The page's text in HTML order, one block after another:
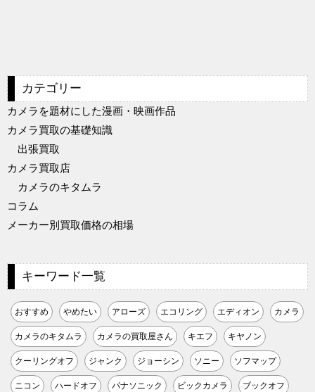
カテゴリー
カメラを題材にした漫画・映画作品
カメラ買取の基礎知識
出張買取
カメラ買取店
カメラのキタムラ
コラム
メーカー別買取価格の相場
キーワード一覧
おすすめ やめたい アローズ エコリング エディオン カメラ
カメラのキタムラ カメラの買取屋さん キエフ キヤノン
クーリングオフ ジャンク ジョーシン ソニー ソフマップ
ニコン ハードオフ パナソニック ビックカメラ ブックオフ